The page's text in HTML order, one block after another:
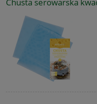
Chusta serowarska